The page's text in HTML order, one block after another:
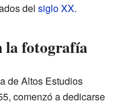
del siglo XX.
la fotografía
de Altos Estudios
comenzó a dedicarse